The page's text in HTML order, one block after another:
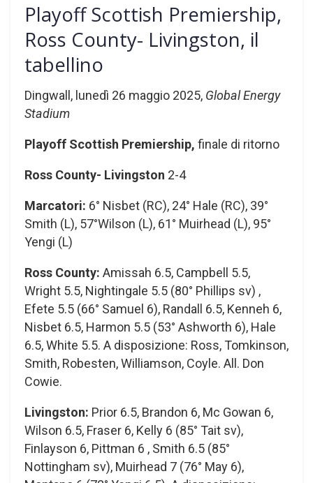
Playoff Scottish Premiership,
Ross County- Livingston, il
tabellino
Dingwall, lunedì 26 maggio 2025, Global Energy
Stadium
Playoff Scottish Premiership, finale di ritorno
Ross County- Livingston 2-4
Marcatori: 6° Nisbet (RC), 24° Hale (RC), 39°
Smith (L), 57°Wilson (L), 61° Muirhead (L), 95°
Yengi (L)
Ross County: Amissah 6.5, Campbell 5.5,
Wright 5.5, Nightingale 5.5 (80° Phillips sv) ,
Efete 5.5 (66° Samuel 6), Randall 6.5, Kenneh 6,
Nisbet 6.5, Harmon 5.5 (53° Ashworth 6), Hale
6.5, White 5.5. A disposizione: Ross, Tomkinson,
Smith, Robesten, Williamson, Coyle. All. Don
Cowie.
Livingston: Prior 6.5, Brandon 6, Mc Gowan 6,
Wilson 6.5, Fraser 6, Kelly 6 (85° Tait sv),
Finlayson 6, Pittman 6 , Smith 6.5 (85°
Nottingham sv), Muirhead 7 (76° May 6),